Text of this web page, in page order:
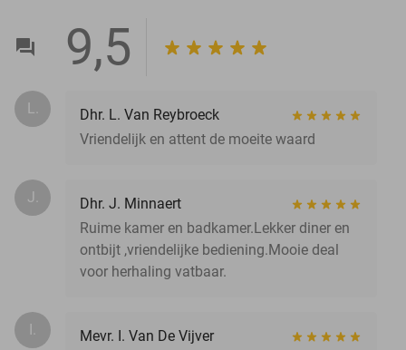
9,5
L.
Dhr. L. Van Reybroeck
Vriendelijk en attent de moeite waard
J.
Dhr. J. Minnaert
Ruime kamer en badkamer.Lekker diner en
ontbijt ,vriendelijke bediening.Mooie deal
voor herhaling vatbaar.
I.
Mevr. I. Van De Vijver